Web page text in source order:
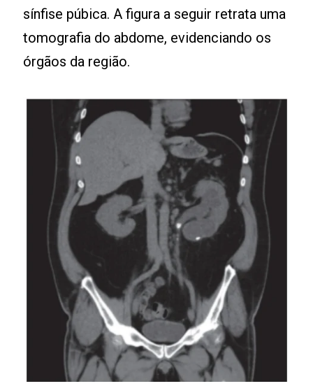
sínfise púbica. A figura a seguir retrata uma
tomografia do abdome, evidenciando os
órgãos da região.